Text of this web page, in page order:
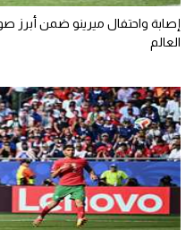
إصابة واحتفال ميرينو ضمن أبرز
العالم